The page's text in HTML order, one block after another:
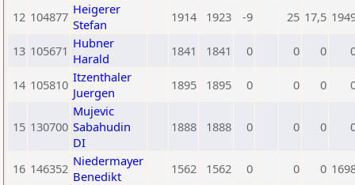
12 104877 Heigerer
Stefan
1914 1923 -9 25 17,5
13 105671 Hubner
Harald
1841 1841 0 0 0
14 105810 Itzenthaler
Juergen
1895 1895 0 0 0
15 130700
Mujevic
Sabahudin
DI
1888 1888 0 0 0
16 146352 Niedermayer
Benedikt
1562 1562 0 0 0